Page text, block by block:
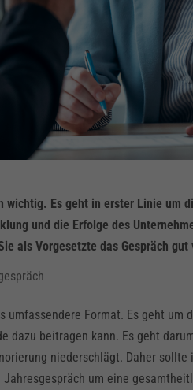
Es geht in erster Linie um
und die Erfolge des
als Vorgesetzte das Gespräch
Format. Es geht um
dazu beitragen kann. Es geht
niederschlägt. Daher
um eine